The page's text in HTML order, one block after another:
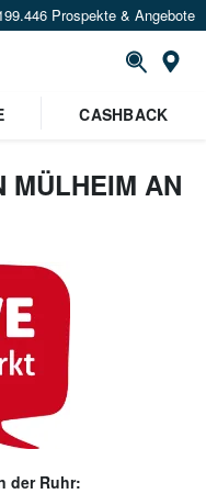
Prospekte & Angebote
CASHBACK
MÜLHEIM AN
der Ruhr: